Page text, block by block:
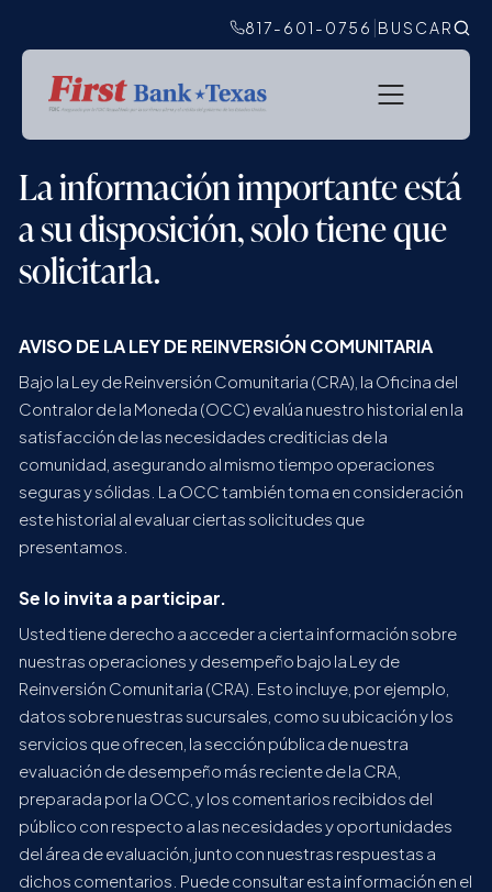
817-601-0756 BUSCAR
La información importante está
a su disposición, solo tiene que
solicitarla.
AVISO DE LA LEY DE REINVERSIÓN COMUNITARIA
Bajo la Ley de Reinversión Comunitaria (CRA), la Oficina del
Contralor de la Moneda (OCC) evalúa nuestro historial en la
satisfacción de las necesidades crediticias de la
comunidad, asegurando al mismo tiempo operaciones
seguras y sólidas. La OCC también toma en consideración
este historial al evaluar ciertas solicitudes que
presentamos.
Se lo invita a participar.
Usted tiene derecho a acceder a cierta información sobre
nuestras operaciones y desempeño bajo la Ley de
Reinversión Comunitaria (CRA). Esto incluye, por ejemplo,
datos sobre nuestras sucursales, como su ubicación y los
servicios que ofrecen, la sección pública de nuestra
evaluación de desempeño más reciente de la CRA,
preparada por la OCC, y los comentarios recibidos del
público con respecto a las necesidades y oportunidades
del área de evaluación, junto con nuestras respuestas a
dichos comentarios. Puede consultar esta información en el